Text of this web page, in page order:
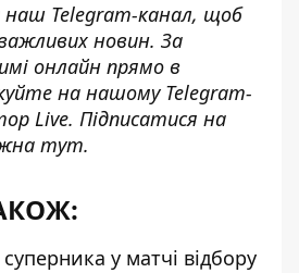
наш Telegram-канал, щоб
новин. За
онлайн прямо в
на нашому Telegram-
Live. Підписатися на
тут.
у матчі відбору